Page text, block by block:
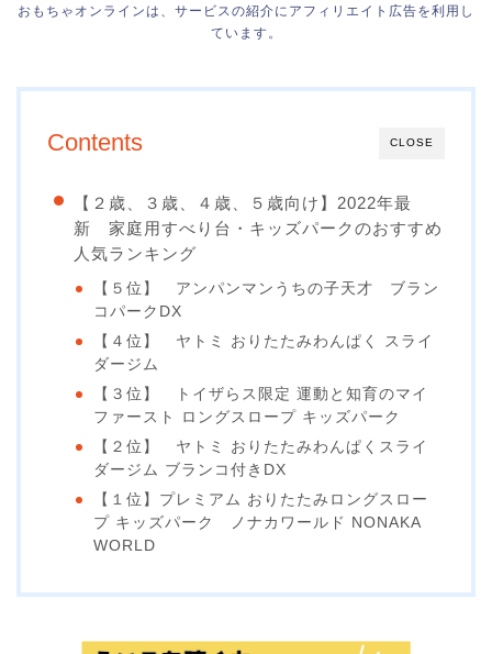
おもちゃオンラインは、サービスの紹介にアフィリエイト広告を利用し
ています。
CLOSE
Contents
【２歳、３歳、４歳、５歳向け】2022年最
新 家庭用すべり台・キッズパークのおすすめ
人気ランキング
【５位】 アンパンマンうちの子天才 ブラン
コパークDX
【４位】 ヤトミ おりたたみわんぱく スライ
ダージム
【３位】 トイザらス限定 運動と知育のマイ
ファースト ロングスロープ キッズパーク
【２位】 ヤトミ おりたたみわんぱくスライ
ダージム ブランコ付きDX
【１位】プレミアム おりたたみロングスロー
プ キッズパーク ノナカワールド NONAKA
WORLD